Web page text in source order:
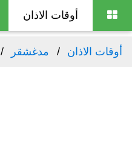
أوقات الاذان
أوقات الاذان مدغشقر